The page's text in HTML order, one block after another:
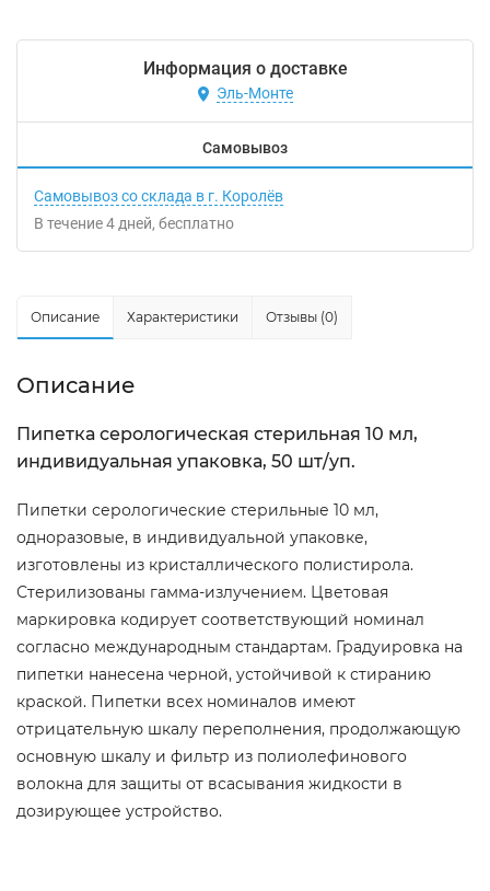
Информация о доставке
Эль-Монте
Самовывоз
Самовывоз со склада в г. Королёв
В течение4 дней Бесплатно
Описание Характеристики Отзывы (0)
Описание
Пипетка серологическая стерильная 10 мл,
индивидуальная упаковка, 50 шт/уп.
Пипетки серологические стерильные 10 мл,
одноразовые, в индивидуальной упаковке,
изготовлены из кристаллического полистирола.
Стерилизованы гамма-излучением. Цветовая
маркировка кодирует соответствующий номинал
согласно международным стандартам. Градуировка на
пипетки нанесена черной, устойчивой к стиранию
краской. Пипетки всех номиналов имеют
отрицательную шкалу переполнения, продолжающую
основную шкалу и фильтр из полиолефинового
волокна для защиты от всасывания жидкости в
дозирующее устройство.